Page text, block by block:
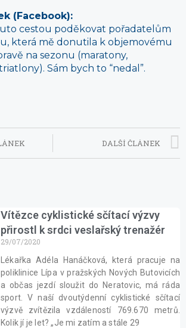
(Facebook):
cestou poděkovat pořadatelům
která mě donutila k objemovému
na sezonu (maratony,
Sám bych to “nedal”.
DALŠÍ ČLÁNEK
Vítězce cyklistické sčítací výzvy
přirostl k srdci veslařský trenažér
29/07/2020
Lékařka Adéla Hanáčková, která pracuje na
poliklinice Lípa v pražských Nových Butovicích
a občas jezdí sloužit do Neratovic, má ráda
sport. V naší dvoutýdenní cyklistické sčítací
výzvě zvítězila vzdáleností 769.670 metrů.
Kolik jí je let? „Je mi zatím a stále 29